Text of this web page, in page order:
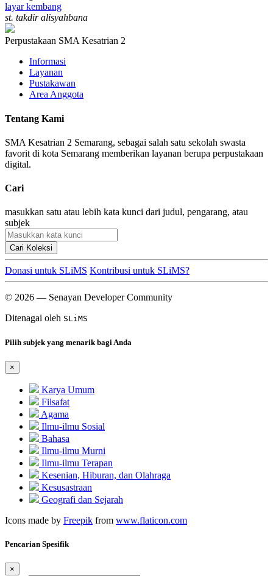
layar kembang
st. takdir alisyahbana
Perpustakaan SMA Kesatrian 2
Informasi
Layanan
Pustakawan
Area Anggota
Tentang Kami
SMA Kesatrian 2 Semarang, sebagai salah satu sekolah swasta
favorit di kota Semarang memberikan layanan berupa perpustakaan
digital.
Cari
masukkan satu atau lebih kata kunci dari judul, pengarang, atau
subjek
Cari Koleksi
Donasi untuk SLiMS Kontribusi untuk SLiMS?
© 2026 — Senayan Developer Community
Ditenagai oleh SLiMS
Pilih subjek yang menarik bagi Anda
×
Karya Umum
Filsafat
Agama
Ilmu-ilmu Sosial
Bahasa
Ilmu-ilmu Murni
Ilmu-ilmu Terapan
Kesenian, Hiburan, dan Olahraga
Kesusastraan
Geografi dan Sejarah
Icons made by Freepik from www.flaticon.com
Pencarian Spesifik
×